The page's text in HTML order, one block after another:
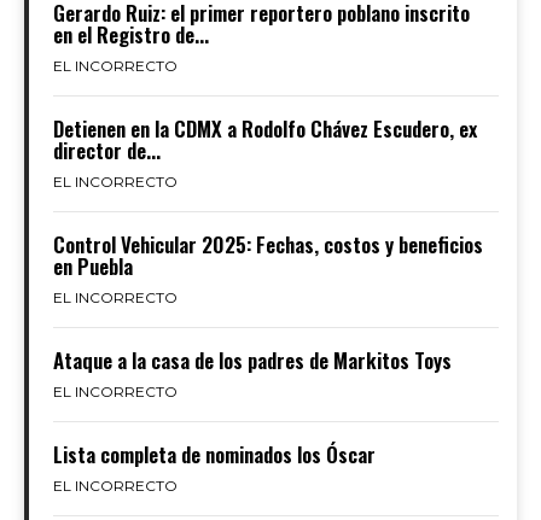
Gerardo Ruiz: el primer reportero poblano inscrito
en el Registro de...
EL INCORRECTO
Detienen en la CDMX a Rodolfo Chávez Escudero, ex
director de...
EL INCORRECTO
Control Vehicular 2025: Fechas, costos y beneficios
en Puebla
EL INCORRECTO
Ataque a la casa de los padres de Markitos Toys
EL INCORRECTO
Lista completa de nominados los Óscar
EL INCORRECTO